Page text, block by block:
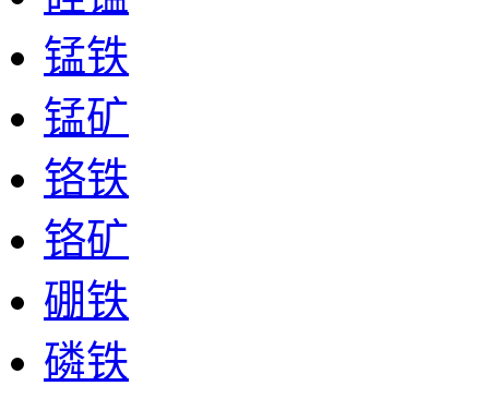
锰铁
锰矿
铬铁
铬矿
硼铁
磷铁